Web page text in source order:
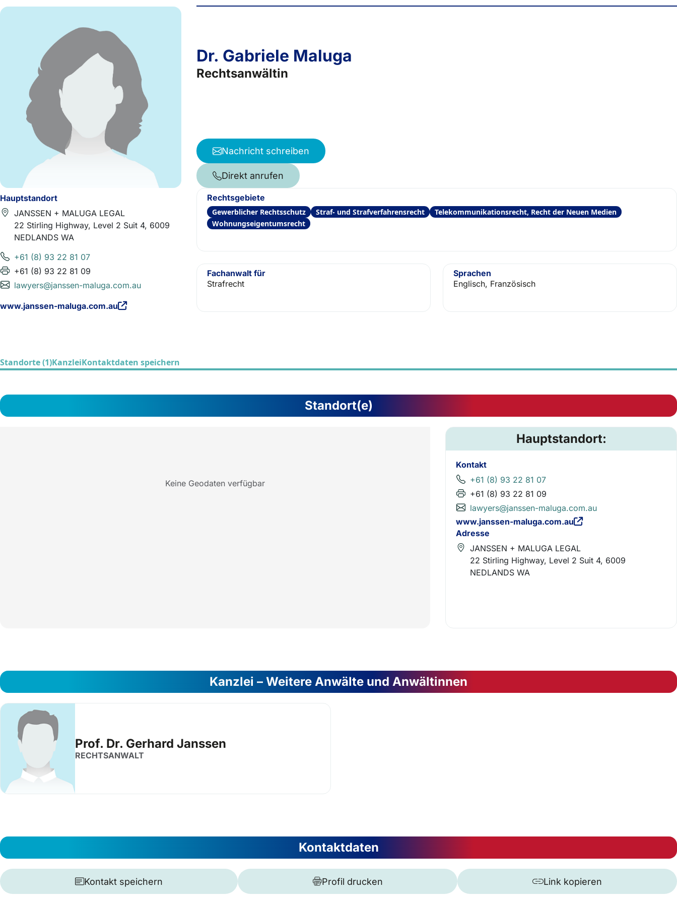
Hauptstandort
JANSSEN + MALUGA LEGAL
22 Stirling Highway, Level 2 Suit 4, 6009
NEDLANDS WA
+61 (8) 93 22 81 07
+61 (8) 93 22 81 09
lawyers@janssen-maluga.com.au
www.janssen-maluga.com.au
Dr. Gabriele Maluga
Rechtsanwältin
Nachricht schreiben
Direkt anrufen
Rechtsgebiete
Gewerblicher Rechtsschutz Straf- und Strafverfahrensrecht
Telekommunikationsrecht, Recht der Neuen Medien
Wohnungseigentumsrecht
Fachanwalt für
Strafrecht
Sprachen
Englisch, Französisch
Standorte (1)KanzleiKontaktdaten speichern
Standort(e)
Keine Geodaten verfügbar
Hauptstandort:
Kontakt
+61 (8) 93 22 81 07
+61 (8) 93 22 81 09
lawyers@janssen-maluga.com.au
www.janssen-maluga.com.au
Adresse
JANSSEN + MALUGA LEGAL
22 Stirling Highway, Level 2 Suit 4, 6009
NEDLANDS WA
Kanzlei – Weitere Anwälte und Anwältinnen
Prof. Dr. Gerhard Janssen
RECHTSANWALT
Kontaktdaten
Kontakt speichern Profil drucken Link kopieren